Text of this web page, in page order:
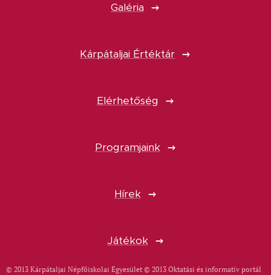
Galéria
Kárpátaljai Értéktár
Elérhetőség
Programjaink
Hírek
Játékok
© 2013 Kárpátaljai Népfőiskolai Egyesület © 2013 Oktatási és informatív portál